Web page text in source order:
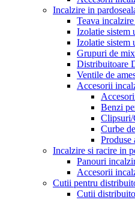
Incalzire in
Teava
Izolatie sistem
Izolatie sistem
Grupuri de
Distribuitoare
Ventile de
Accesorii
Benzi
Clipsuri/
Curbe
Produse
Incalzire si racire in
Panouri
Accesorii
Cutii pentru
Cutii